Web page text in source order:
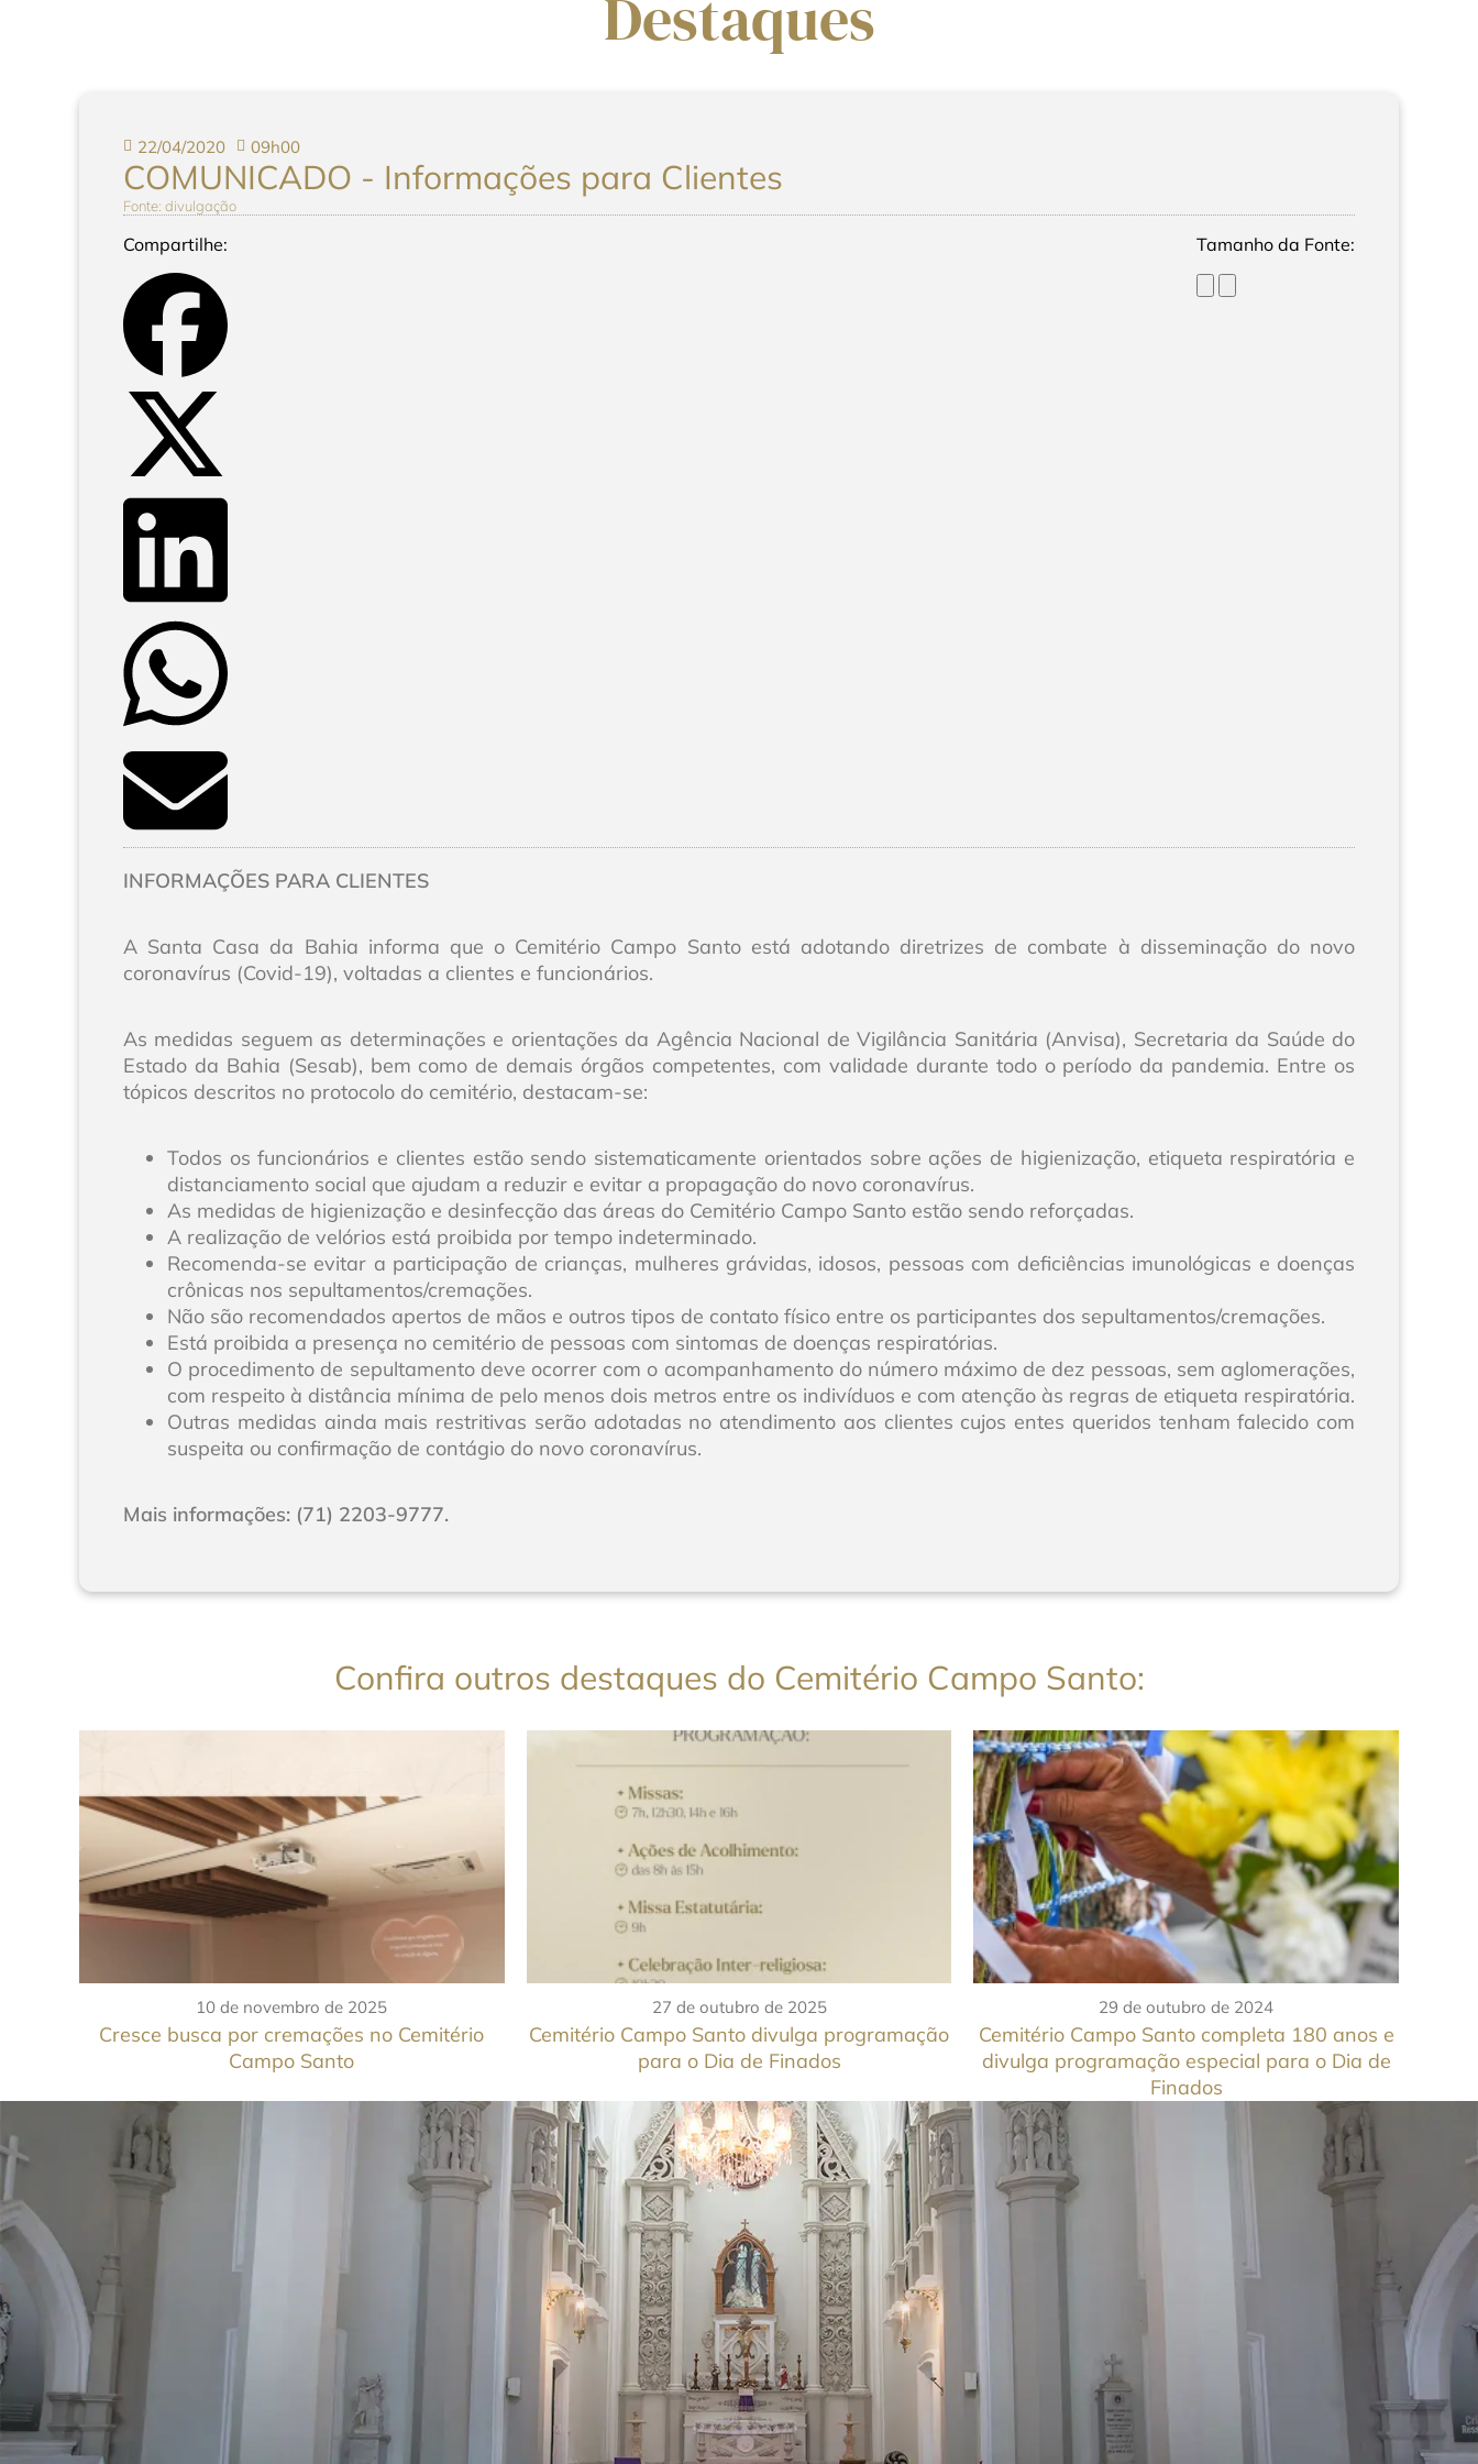
Destaques
22/04/2020 09h00
COMUNICADO - Informações para Clientes
Fonte: divulgação
Compartilhe: Tamanho da Fonte:
INFORMAÇÕES PARA CLIENTES
A Santa Casa da Bahia informa que o Cemitério Campo Santo está adotando diretrizes de combate à disseminação do novo
coronavírus (Covid-19), voltadas a clientes e funcionários.
As medidas seguem as determinações e orientações da Agência Nacional de Vigilância Sanitária (Anvisa), Secretaria da Saúde do
Estado da Bahia (Sesab), bem como de demais órgãos competentes, com validade durante todo o período da pandemia. Entre os
tópicos descritos no protocolo do cemitério, destacam-se:
Todos os funcionários e clientes estão sendo sistematicamente orientados sobre ações de higienização, etiqueta respiratória e
distanciamento social que ajudam a reduzir e evitar a propagação do novo coronavírus.
As medidas de higienização e desinfecção das áreas do Cemitério Campo Santo estão sendo reforçadas.
A realização de velórios está proibida por tempo indeterminado.
Recomenda-se evitar a participação de crianças, mulheres grávidas, idosos, pessoas com deficiências imunológicas e doenças
crônicas nos sepultamentos/cremações.
Não são recomendados apertos de mãos e outros tipos de contato físico entre os participantes dos sepultamentos/cremações.
Está proibida a presença no cemitério de pessoas com sintomas de doenças respiratórias.
O procedimento de sepultamento deve ocorrer com o acompanhamento do número máximo de dez pessoas, sem aglomerações,
com respeito à distância mínima de pelo menos dois metros entre os indivíduos e com atenção às regras de etiqueta respiratória.
Outras medidas ainda mais restritivas serão adotadas no atendimento aos clientes cujos entes queridos tenham falecido com
suspeita ou confirmação de contágio do novo coronavírus.
Mais informações: (71) 2203-9777.
Confira outros destaques do Cemitério Campo Santo:
10 de novembro de 2025
Cresce busca por cremações no Cemitério
Campo Santo
27 de outubro de 2025
Cemitério Campo Santo divulga programação
para o Dia de Finados
29 de outubro de 2024
Cemitério Campo Santo completa 180 anos e
divulga programação especial para o Dia de
Finados